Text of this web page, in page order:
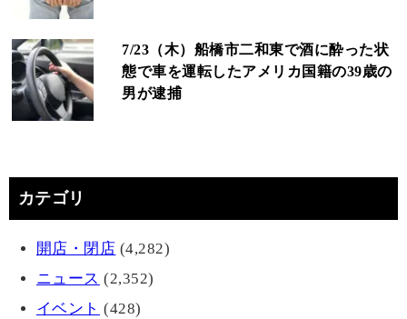
7/23（木）船橋市二和東で酒に酔った状
態で車を運転したアメリカ国籍の39歳の
男が逮捕
カテゴリ
開店・閉店 (4,282)
ニュース (2,352)
イベント (428)